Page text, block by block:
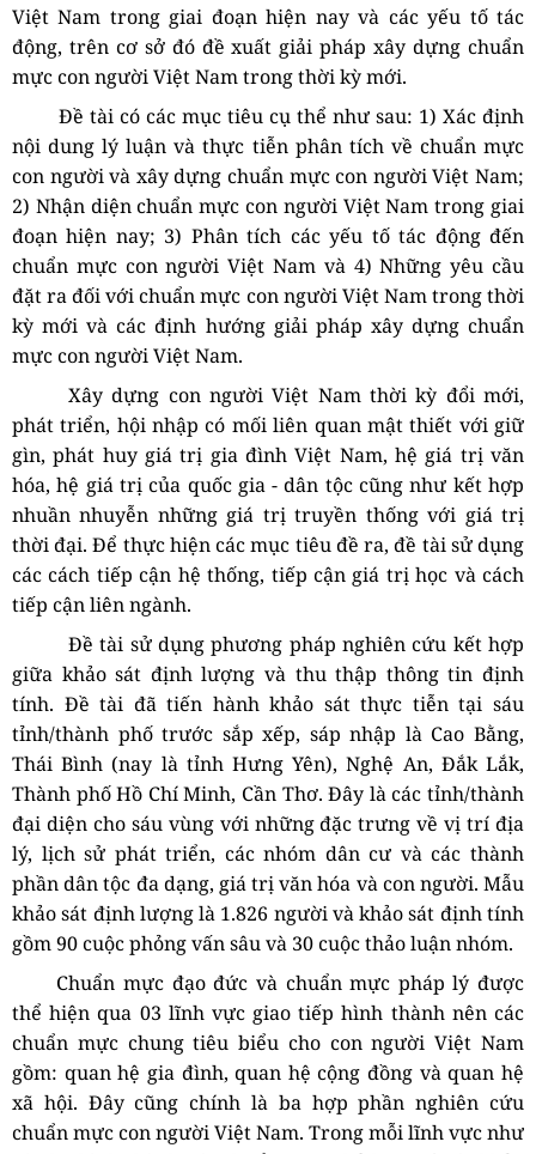
Việt Nam trong giai đoạn hiện nay và các yếu tố tác
động, trên cơ sở đó đề xuất giải pháp xây dựng chuẩn
mực con người Việt Nam trong thời kỳ mới.
Đề tài có các mục tiêu cụ thể như sau: 1) Xác định
nội dung lý luận và thực tiễn phân tích về chuẩn mực
con người và xây dựng chuẩn mực con người Việt Nam;
2) Nhận diện chuẩn mực con người Việt Nam trong giai
đoạn hiện nay; 3) Phân tích các yếu tố tác động đến
chuẩn mực con người Việt Nam và 4)Những yêu cầu
đặt ra đối với chuẩn mực con người Việt Nam trong thời
kỳ mới và các định hướng giải pháp xây dựng chuẩn
mực con người Việt Nam.
Xây dựng con người Việt Nam thời kỳ đổi mới,
phát triển, hội nhập có mối liên quan mật thiết với giữ
gìn, phát huy giá trị gia đình Việt Nam, hệ giá trị văn
hóa, hệ giá trị của quốc gia - dân tộc cũng như kết hợp
nhuần nhuyễn những giá trị truyền thống với giá trị
thời đại.Để thực hiện các mục tiêu đề ra, đề tài sử dụng
các cách tiếp cận hệ thống, tiếp cận giá trị học và cách
tiếp cận liên ngành.
Đề tài sử dụng phương pháp nghiên cứu kết hợp
giữa khảo sát định lượng và thu thập thông tin định
tính. Đề tài đãtiến hành khảo sát thực tiễn tại sáu
tỉnh/thành phố trước sắp xếp, sáp nhập là Cao Bằng,
Thái Bình (nay là tỉnh Hưng Yên), Nghệ An, Đắk Lắk,
Thành phố Hồ Chí Minh, Cần Thơ. Đây là các tỉnh/thành
đại diện cho sáu vùng với những đặc trưng về vị trí địa
lý, lịch sử phát triển, các nhóm dân cư và các thành
phần dân tộc đa dạng, giá trị văn hóa và con người. Mẫu
khảo sát định lượng là 1.826 người và khảo sát định tính
gồm90 cuộc phỏng vấn sâu và 30 cuộc thảo luận nhóm.
Chuẩn mực đạo đức và chuẩn mực pháp lý được
thể hiện qua 03 lĩnh vực giao tiếp hình thành nên các
chuẩn mực chung tiêu biểu cho con người Việt Nam
gồm: quan hệ gia đình, quan hệ cộng đồng và quan hệ
xã hội. Đây cũng chính là ba hợp phần nghiên cứu
chuẩn mực con người Việt Nam. Trong mỗi lĩnh vực như